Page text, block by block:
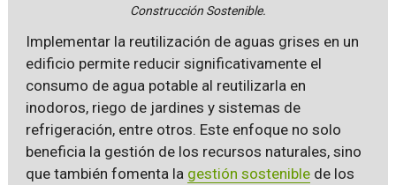
Construcción Sostenible.
Implementar la reutilización de aguas grises en un
edificio permite reducir significativamente el
consumo de agua potable al reutilizarla en
inodoros, riego de jardines y sistemas de
refrigeración, entre otros. Este enfoque no solo
beneficia la gestión de los recursos naturales, sino
que también fomenta la gestión sosteniblede los